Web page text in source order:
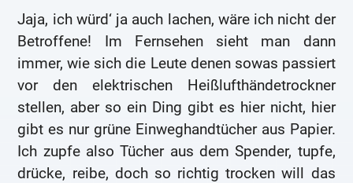
Jaja, ich würd‘ ja auch lachen, wäre ich nicht der
Betroffene! Im Fernsehen sieht man dann
immer, wie sich die Leute denen sowas passiert
vor den elektrischen Heißlufthändetrockner
stellen, aber so ein Ding gibt es hier nicht, hier
gibt es nur grüne Einweghandtücher aus Papier.
Ich zupfe also Tücher aus dem Spender, tupfe,
drücke, reibe, doch so richtig trocken will das